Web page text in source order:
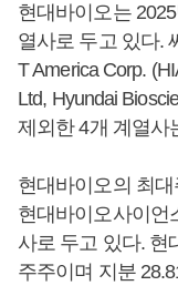
현대바이오는
열사로 두고 있다.
T America Corp.
Ltd, Hyundai
제외한 4개 계열사
현대바이오의 최
현대바이오사이언
사로 두고 있다. 현
주주이며 지분